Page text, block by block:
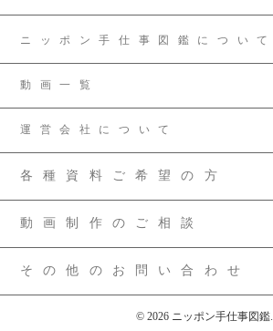
ニッポン手仕事図鑑について
動画一覧
運営会社について
各種資料ご希望の方
動画制作のご相談
その他のお問い合わせ
© 2026 ニッポン手仕事図鑑.